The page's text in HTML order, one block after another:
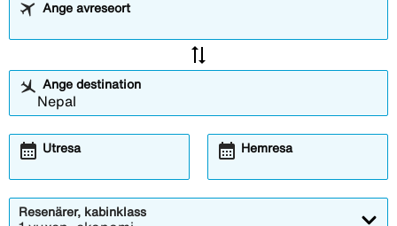
Ange avreseort
sync_alt
Ange destination
Utresa
calendar_month Hemresa
calendar_month
Resenärer, kabinklass